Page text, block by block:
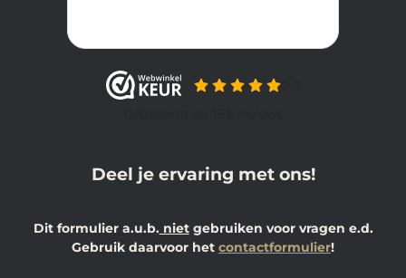
Deel je ervaring met ons!
Dit formulier a.u.b.nietgebruiken voor vragen e.d.
Gebruik daarvoor het contactformulier!